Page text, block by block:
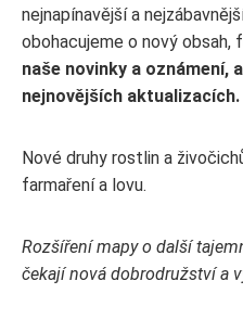
nejnapínavější a
obohacujeme o nový obsah,
naše novinky a oznámení,
nejnovějších aktualizacích.
Nové druhy rostlin a
farmaření a lovu.
Rozšíření mapy o další
čekají nová dobrodružství a